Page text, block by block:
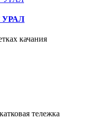
УРАЛ
качания
тележка